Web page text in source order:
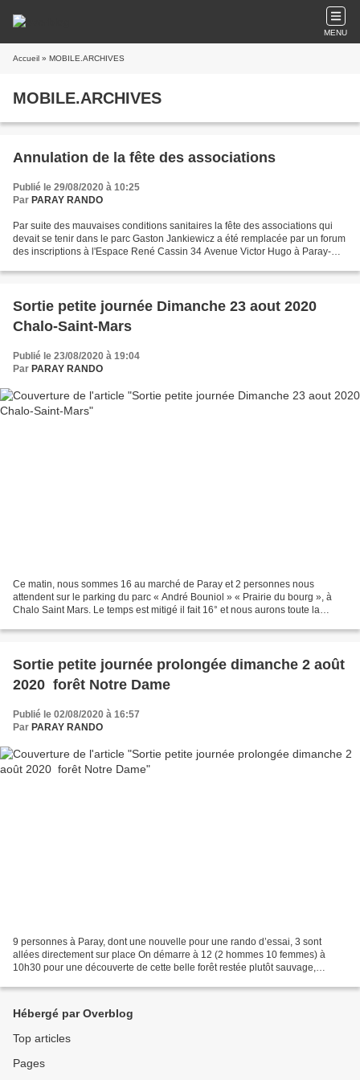
MENU
Accueil » MOBILE.ARCHIVES
MOBILE.ARCHIVES
Annulation de la fête des associations
Publié le 29/08/2020 à 10:25
Par PARAY RANDO
Par suite des mauvaises conditions sanitaires la fête des associations qui
devait se tenir dans le parc Gaston Jankiewicz a été remplacée par un forum
des inscriptions à l'Espace René Cassin 34 Avenue Victor Hugo à Paray-
Sortie petite journée Dimanche 23 aout 2020
Chalo-Saint-Mars
Publié le 23/08/2020 à 19:04
Par PARAY RANDO
Ce matin, nous sommes 16 au marché de Paray et 2 personnes nous
attendent sur le parking du parc « André Bouniol » « Prairie du bourg », à
Chalo Saint Mars. Le temps est mitigé il fait 16° et nous aurons toute la
Sortie petite journée prolongée dimanche 2 août
2020 forêt Notre Dame
Publié le 02/08/2020 à 16:57
Par PARAY RANDO
9 personnes à Paray, dont une nouvelle pour une rando d’essai, 3 sont
allées directement sur place On démarre à 12 (2 hommes 10 femmes) à
10h30 pour une découverte de cette belle forêt restée plutôt sauvage,
Hébergé par Overblog
Top articles
Pages